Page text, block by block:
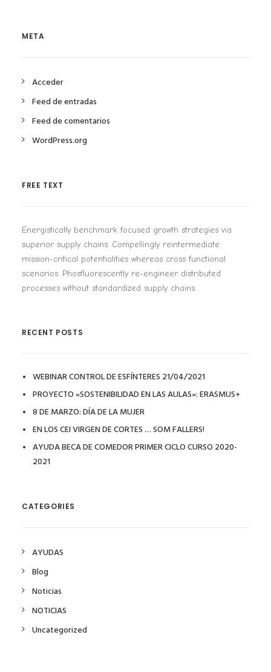
META
Acceder
Feed de entradas
Feed de comentarios
WordPress.org
FREE TEXT
Energistically benchmark focused growth strategies via
superior supply chains. Compellingly reintermediate
mission-critical potentialities whereas cross functional
scenarios. Phosfluorescently re-engineer distributed
processes without standardized supply chains.
RECENT POSTS
WEBINAR CONTROL DE ESFÍNTERES 21/04/2021
PROYECTO «SOSTENIBILIDAD EN LAS AULAS»: ERASMUS+
8 DE MARZO: DÍA DE LA MUJER
EN LOS CEI VIRGEN DE CORTES … SOM FALLERS!
AYUDA BECA DE COMEDOR PRIMER CICLO CURSO 2020-
2021
CATEGORIES
AYUDAS
Blog
Noticias
NOTICIAS
Uncategorized